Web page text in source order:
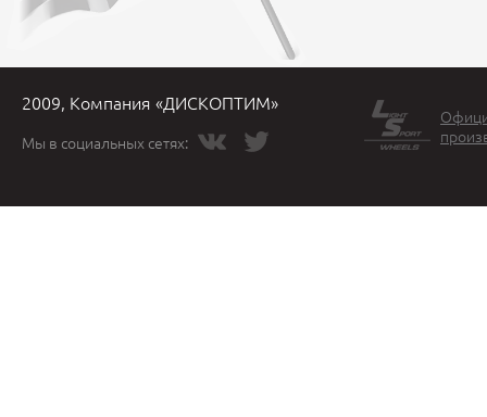
2009, Компания «ДИСКОПТИМ»
Мы в социальных сетях: